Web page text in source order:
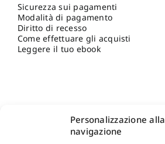
Personalizzazione alla
navigazione
Sicurezza sui pagamenti
Modalità di pagamento
Diritto di recesso
Come effettuare gli acquisti
Leggere il tuo ebook